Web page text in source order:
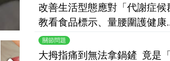
改善生活型態應對「代謝症候
教看食品標示、量腰圍護健康
關節問題
大拇指痛到無法拿鍋鏟 竟是